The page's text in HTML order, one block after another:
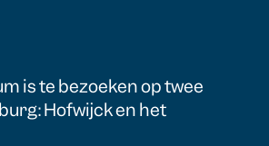
is te bezoeken op twee
Hofwijck en het